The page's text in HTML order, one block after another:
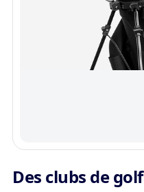
Des clubs de golf